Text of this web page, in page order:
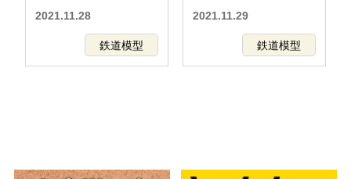
レート
2021.11.28
鉄道模型
2021.11.29
鉄道模型